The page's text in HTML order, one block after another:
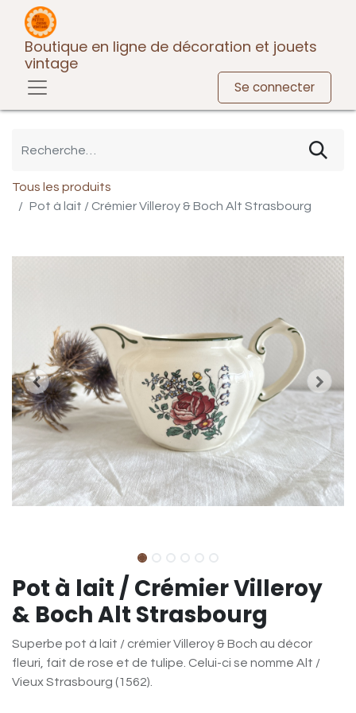
Boutique en ligne de décoration et jouets
vintage
Se connecter
Tous les produits
Pot à lait / Crémier Villeroy & Boch Alt Strasbourg
Pot à lait / Crémier Villeroy
& Boch Alt Strasbourg
Superbe pot à lait / crémier Villeroy & Boch au décor
fleuri, fait de rose et de tulipe. Celui-ci se nomme Alt /
Vieux Strasbourg (1562).